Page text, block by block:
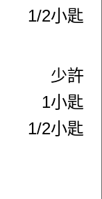
1/2小匙
少許
1小匙
1/2小匙